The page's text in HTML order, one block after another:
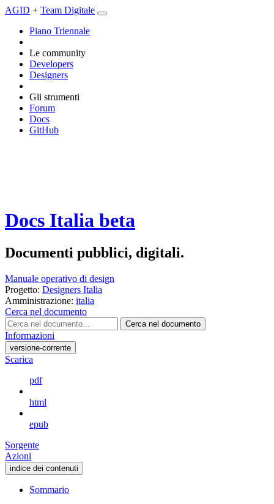
AGID + Team Digitale
Piano Triennale
Le community
Developers
Designers
Gli strumenti
Forum
Docs
GitHub
Docs Italia beta
Documenti pubblici, digitali.
Manuale operativo di design
Progetto: Designers Italia
Amministrazione: italia
Cerca nel documento
Cerca nel documento
Informazioni
versione-corrente
Scarica
pdf
html
epub
Sorgente
Azioni
indice dei contenuti
Sommario